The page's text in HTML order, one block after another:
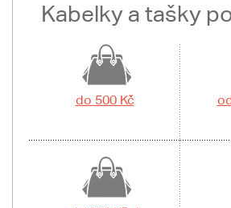
Kabelky a tašky
do 500 Kč